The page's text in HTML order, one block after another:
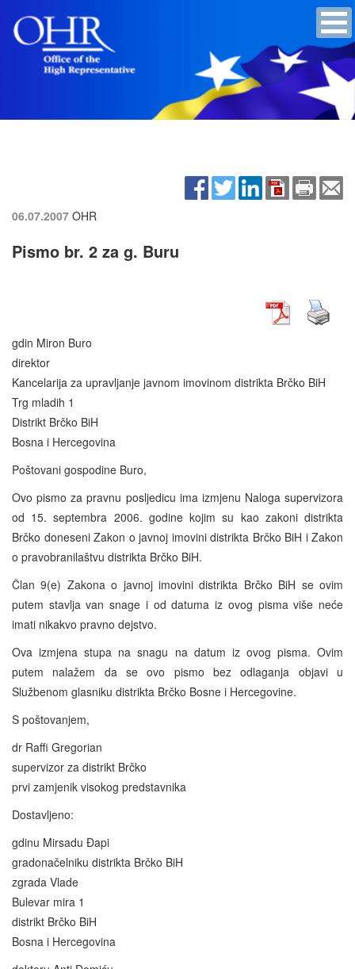
06.07.2007 OHR
Pismo br. 2 za g. Buru
gdin Miron Buro
direktor
Kancelarija za upravljanje javnom imovinom distrikta Brčko BiH
Trg mladih 1
Distrikt Brčko BiH
Bosna i Hercegovina
Poštovani gospodine Buro,
Ovo pismo za pravnu posljedicu ima izmjenu Naloga supervizora
od 15. septembra 2006. godine kojim su kao zakoni distrikta
Brčko doneseni Zakon o javnoj imovini distrikta Brčko BiH i Zakon
o pravobranilaštvu distrikta Brčko BiH.
Član 9(e) Zakona o javnoj imovini distrikta Brčko BiH se ovim
putem stavlja van snage i od datuma iz ovog pisma više neće
imati nikakvo pravno dejstvo.
Ova izmjena stupa na snagu na datum iz ovog pisma. Ovim
putem nalažem da se ovo pismo bez odlaganja objavi u
Službenom glasniku distrikta Brčko Bosne i Hercegovine.
S poštovanjem,
dr Raffi Gregorian
supervizor za distrikt Brčko
prvi zamjenik visokog predstavnika
Dostavljeno:
gdinu Mirsadu Đapi
gradonačelniku distrikta Brčko BiH
zgrada Vlade
Bulevar mira 1
distrikt Brčko BiH
Bosna i Hercegovina